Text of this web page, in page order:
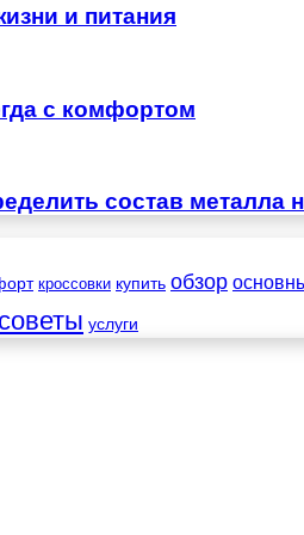
и питания
с комфортом
состав металла
кроссовки купить обзор
советы услуги